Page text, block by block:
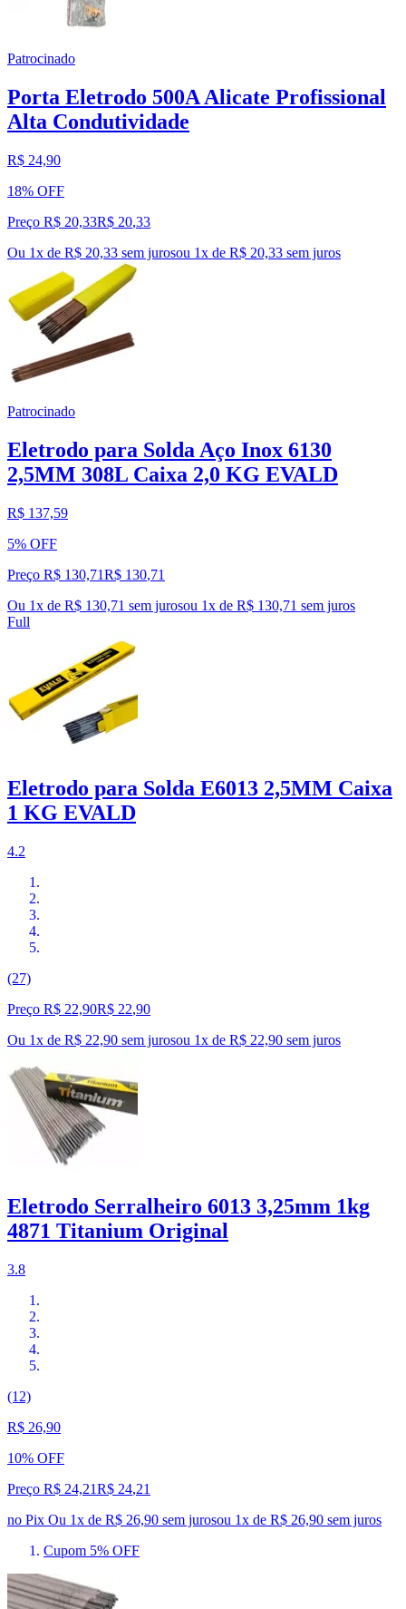
Patrocinado
Porta Eletrodo 500A Alicate Profissional
Alta Condutividade
R$ 24,90
18% OFF
Preço R$ 20,33R$ 20,33
Ou 1x de R$ 20,33 sem jurosou 1x de R$ 20,33 sem juros
Patrocinado
Eletrodo para Solda Aço Inox 6130
2,5MM 308L Caixa 2,0 KG EVALD
R$ 137,59
5% OFF
Preço R$ 130,71R$ 130,71
Ou 1x de R$ 130,71 sem jurosou 1x de R$ 130,71 sem juros
Full
Eletrodo para Solda E6013 2,5MM Caixa
1 KG EVALD
4.2
(27)
Preço R$ 22,90R$ 22,90
Ou 1x de R$ 22,90 sem jurosou 1x de R$ 22,90 sem juros
Eletrodo Serralheiro 6013 3,25mm 1kg
4871 Titanium Original
3.8
(12)
R$ 26,90
10% OFF
Preço R$ 24,21R$ 24,21
no Pix Ou 1x de R$ 26,90 sem jurosou 1x de R$ 26,90 sem juros
Cupom 5% OFF